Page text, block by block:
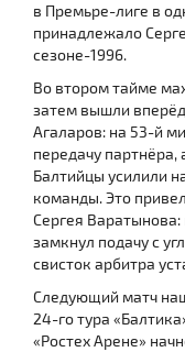
в Премьре-лиге в
принадлежало
сезоне-1996.
Во втором тайме
затем вышли
Агаларов: на 53-й
передачу партнёра,
Балтийцы усилили
команды. Это
Сергея
замкнул подачу с
свисток арбитра
Следующий матч
24-го тура
«Ростех Арене»